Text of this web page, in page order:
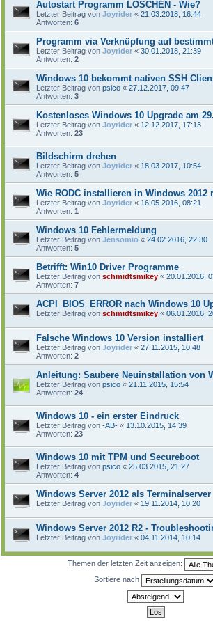
Autostart Programm LÖSCHEN - Wie?
Letzter Beitrag von Joyrider « 21.03.2018, 16:44
Antworten: 6
Programm via Verknüpfung auf
Letzter Beitrag von Joyrider « 30.01.2018, 21:39
Antworten: 2
Windows 10 bekommt nativen SSH
Letzter Beitrag von psico « 27.12.2017, 09:47
Antworten: 3
Kostenloses Windows 10 Upgrade am
Letzter Beitrag von Joyrider « 12.12.2017, 17:13
Antworten: 23
Bildschirm drehen
Letzter Beitrag von Joyrider « 18.03.2017, 10:54
Antworten: 5
Wie RODC installieren in Windows 2012
Letzter Beitrag von Joyrider « 16.05.2016, 08:21
Antworten: 1
Windows 10 Fehlermeldung
Letzter Beitrag von Jensomio « 24.02.2016, 22:30
Antworten: 5
Betrifft: Win10 Driver Programme
Letzter Beitrag von schmidtsmikey « 20.01.2016,
Antworten: 7
ACPI_BIOS_ERROR nach Windows 10
Letzter Beitrag von schmidtsmikey « 06.01.2016,
Falsche Windows 10 Version installiert
Letzter Beitrag von Joyrider « 27.11.2015, 10:48
Antworten: 2
Anleitung: Saubere Neuinstallation von
Letzter Beitrag von psico « 21.11.2015, 15:54
Antworten: 24
Windows 10 - ein erster Eindruck
Letzter Beitrag von -AB- « 13.10.2015, 14:39
Antworten: 23
Windows 10 mit TPM und Secureboot
Letzter Beitrag von psico « 25.03.2015, 21:27
Antworten: 4
Windows Server 2012 als Terminalserver
Letzter Beitrag von Joyrider « 19.11.2014, 10:20
Windows Server 2012 R2 -
Letzter Beitrag von Joyrider « 04.11.2014, 10:14
Themen der letzten Zeit anzeigen:
Sortiere nach